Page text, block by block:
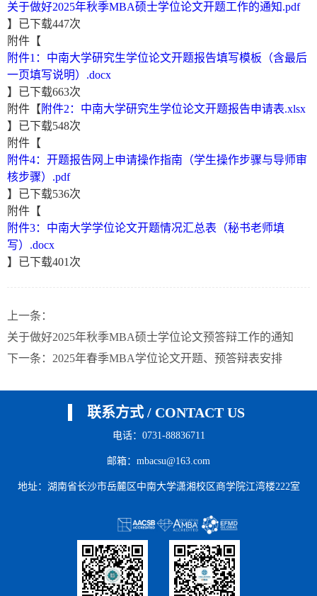
关于做好2025年秋季MBA硕士学位论文开题工作的通知.pdf
】已下载447次
附件【
附件1：中南大学研究生学位论文开题报告填写模板（含最后
一页填写说明）.docx
】已下载663次
附件【 附件2：中南大学研究生学位论文开题报告申请表.xlsx
】已下载548次
附件【
附件4：开题报告网上申请操作指南（学生操作步骤与导师审
核步骤）.pdf
】已下载536次
附件【
附件3：中南大学学位论文开题情况汇总表（秘书老师填
写）.docx
】已下载401 次
上一条：
关于做好2025年秋季MBA硕士学位论文预答辩工作的通知
下一条： 2025年春季MBA学位论文开题、预答辩表安排
联系方式 / CONTACT US
电话：0731-88836711
邮箱：mbacsu@163.com
地址：湖南省长沙市岳麓区中南大学潇湘校区商学院江湾楼222室